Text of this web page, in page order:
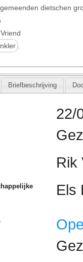
dietschen
.
Briefbeschrijving
22/
Rik
Els